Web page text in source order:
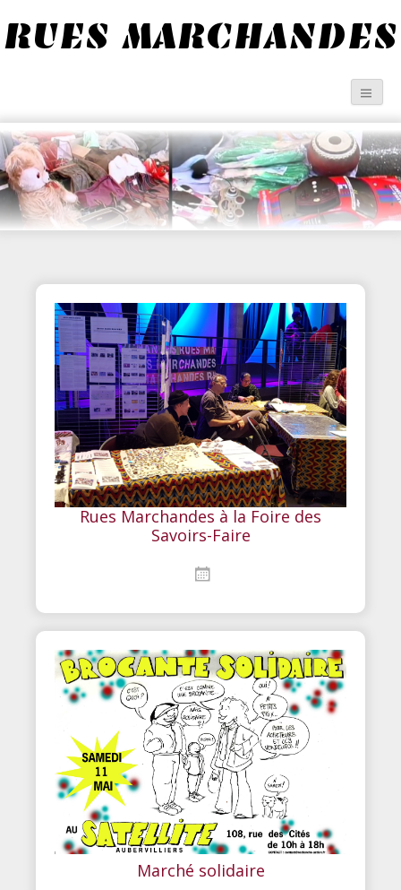
RUES MARCHANDES
Rues Marchandes à la Foire des
Savoirs-Faire
Marché solidaire